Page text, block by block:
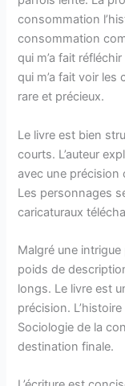
consommation
consommation
qui m’a fait
qui m’a fait voir
rare et précieux.
Le livre est bien
courts. L’auteur
avec une précision
Les personnages
caricaturaux
Malgré une
poids de
longs. Le livre est
précision.
Sociologie de la
destination finale.